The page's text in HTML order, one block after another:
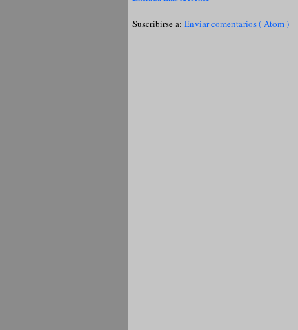
Suscribirse a: Enviar comentarios ( Atom )